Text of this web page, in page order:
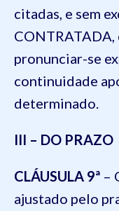
citadas, e sem
pronunciar-se
continuidade
determinado.
III – DO PRAZO
CLÁUSULA 9ª –
ajustado pelo